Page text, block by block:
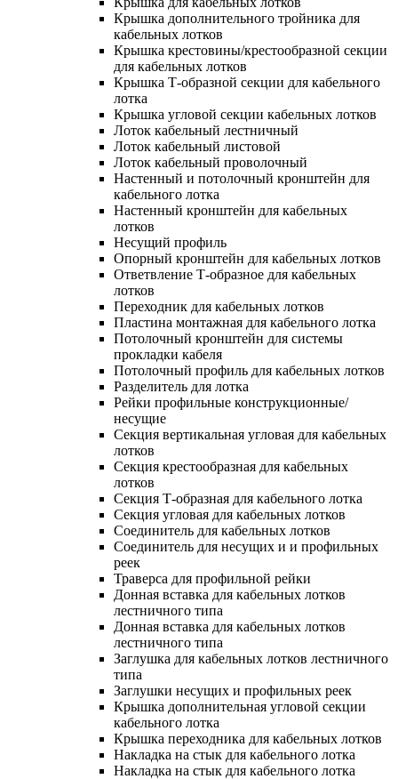
Крышка дополнительного тройника для
кабельных лотков
Крышка крестовины/крестообразной секции
для кабельных лотков
Крышка Т-образной секции для кабельного
лотка
Крышка угловой секции кабельных лотков
Лоток кабельный лестничный
Лоток кабельный листовой
Лоток кабельный проволочный
Настенный и потолочный кронштейн для
кабельного лотка
Настенный кронштейн для кабельных
лотков
Несущий профиль
Опорный кронштейн для кабельных лотков
Ответвление Т-образное для кабельных
лотков
Переходник для кабельных лотков
Пластина монтажная для кабельного лотка
Потолочный кронштейн для системы
прокладки кабеля
Потолочный профиль для кабельных лотков
Разделитель для лотка
Рейки профильные конструкционные/
несущие
Секция вертикальная угловая для кабельных
лотков
Секция крестообразная для кабельных
лотков
Секция Т-образная для кабельного лотка
Секция угловая для кабельных лотков
Соединитель для кабельных лотков
Соединитель для несущих и и профильных
реек
Траверса для профильной рейки
Донная вставка для кабельных лотков
лестничного типа
Донная вставка для кабельных лотков
лестничного типа
Заглушка для кабельных лотков лестничного
типа
Заглушки несущих и профильных реек
Крышка дополнительная угловой секции
кабельного лотка
Крышка переходника для кабельных лотков
Накладка на стык для кабельного лотка
Накладка на стык для кабельного лотка